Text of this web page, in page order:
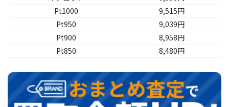
Pt1000
9,515円
Pt950
9,039円
Pt900
8,958円
Pt850
8,480円